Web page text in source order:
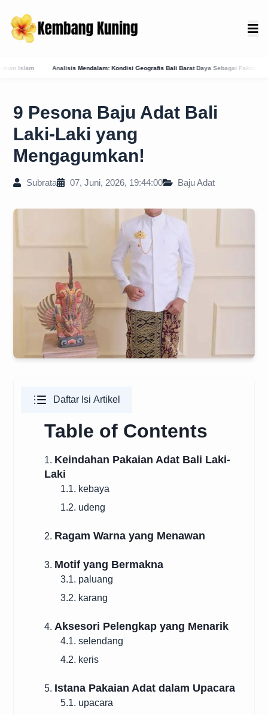
Kondisi Geografis Bali Barat Daya Sebagai Faktor Utama Kemunculan Pusat
9 Pesona Baju Adat Bali
Laki-Laki yang
Mengagumkan!
Subrata 07, Juni, 2026, 19:44:00 Baju Adat
Daftar Isi Artikel
Table of Contents
1. Keindahan Pakaian Adat Bali Laki-
Laki
1.1. kebaya
1.2. udeng
2. Ragam Warna yang Menawan
3. Motif yang Bermakna
3.1. paluang
3.2. karang
4. Aksesori Pelengkap yang Menarik
4.1. selendang
4.2. keris
5. Istana Pakaian Adat dalam Upacara
5.1. upacara